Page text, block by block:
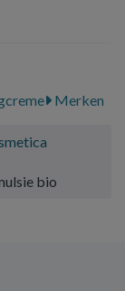
Merken
bio